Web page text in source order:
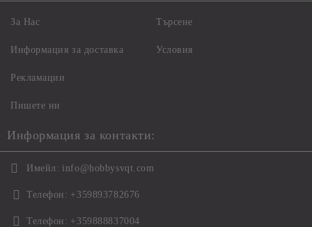
За Нас
Информация за доставка
Рекламации
Пишете ни
Търсене
Условия
Информация за контакти:
Имейл: info@hobbysvqt.com
Телефон: +359893782676
Телефон: +359888837004